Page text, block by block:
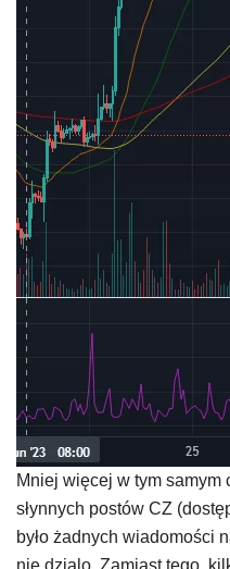
Mniej więcej w tym samym
słynnych postów CZ
było żadnych wiadomości